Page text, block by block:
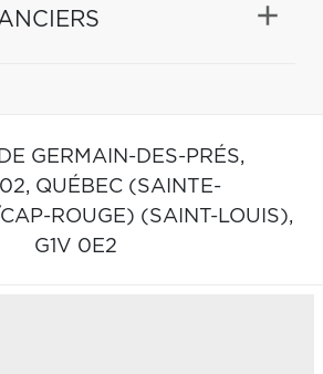
GERMAIN-DES-PRÉS,
QUÉBEC (SAINTE-
ROUGE) (SAINT-LOUIS),
G1V 0E2